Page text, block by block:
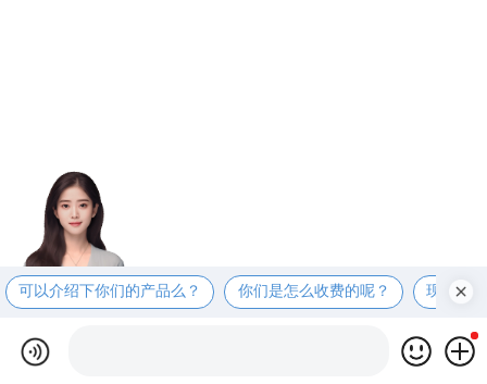
可以介绍下你们的产品么？ 你们是怎么收费的呢？ 现在有